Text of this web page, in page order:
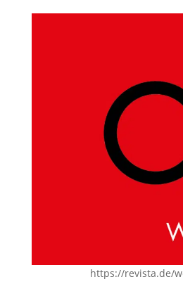
https://revista.de/